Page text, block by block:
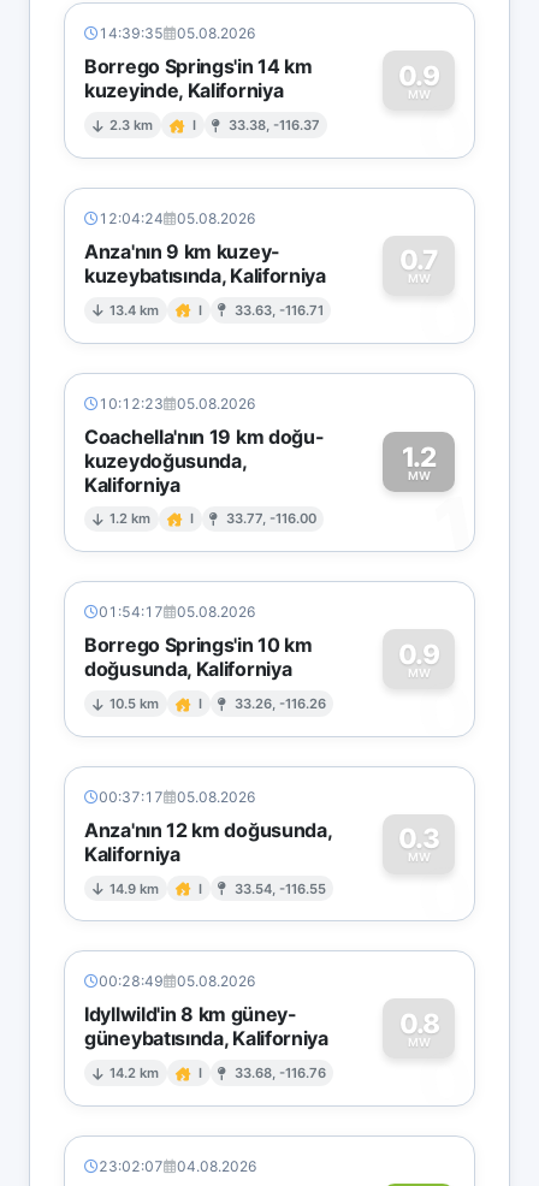
14:39:35 05.08.2026
Borrego Springs'in 14 km
kuzeyinde, Kaliforniya
2.3 km I 33.38, -116.37
0.9
MW
0
12:04:24 05.08.2026
Anza'nın 9 km kuzey-
kuzeybatısında, Kaliforniya
13.4 km I 33.63, -116.71
0.7
MW
0
10:12:23 05.08.2026
Coachella'nın 19 km doğu-
kuzeydoğusunda,
Kaliforniya
1.2 km I 33.77, -116.00
1.2
MW
1
01:54:17 05.08.2026
Borrego Springs'in 10 km
doğusunda, Kaliforniya
10.5 km I 33.26, -116.26
0.9
MW
0
00:37:17 05.08.2026
Anza'nın 12 km doğusunda,
Kaliforniya
14.9 km I 33.54, -116.55
0.3
MW
0
00:28:49 05.08.2026
Idyllwild'in 8 km güney-
güneybatısında, Kaliforniya
14.2 km I 33.68, -116.76
0.8
MW
0
23:02:07 04.08.2026